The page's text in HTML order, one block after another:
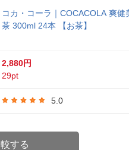
コカ・コーラ｜COCACOLA 爽健
茶 300ml 24本 【お茶】
2,880円
29pt
5.0
する